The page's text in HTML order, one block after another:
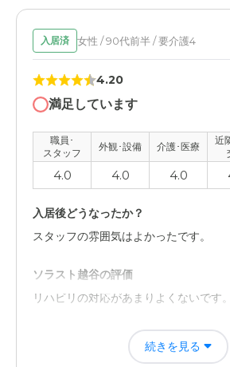
入居済 女性 / 90代前半 / 要介護4
4.20
満足しています
職員･
スタッフ
外観･設備 介護･医療
近
4.0 4.0 4.0
入居後どうなったか？
スタッフの雰囲気はよかったです。
ソラスト越谷の評価
リハビリの対応があまりよくないです。
職員・スタッフ・他入居者の雰囲気に
転びがちなので、その対応をスタッフ
続きを見る